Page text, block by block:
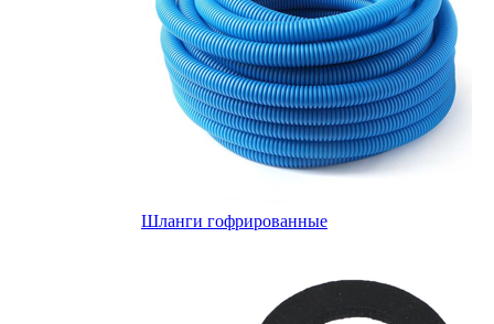
Шланги гофрированные